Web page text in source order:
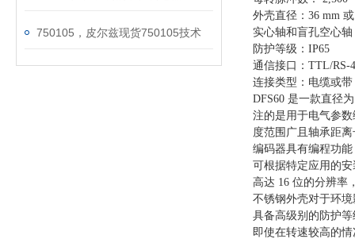
750105，皮尔兹现货750105技术
外壳直径：36 mm
实心轴和盲孔空心轴
防护等级：IP65
通信接口：TTL/RS-
连接类型：电缆或带
DFS60 是一款直径
注的是用于电气参
度范围广且轴承距
编码器具有编程功
可根据特定应用的
高达 16 位的分辨率
不锈钢外壳对于环
具备高级别的防护
即使在转速较高的